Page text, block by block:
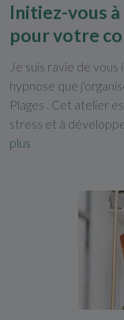
Initiez-vous à
pour votre
Je suis ravie de
hypnose que
Plages . Cet atelier
stress et à
plus